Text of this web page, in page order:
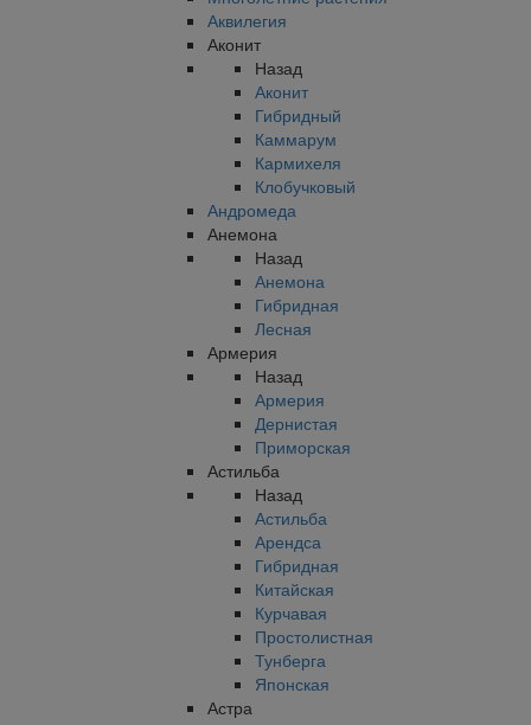
Аквилегия
Аконит
Назад
Аконит
Гибридный
Каммарум
Кармихеля
Клобучковый
Андромеда
Анемона
Назад
Анемона
Гибридная
Лесная
Армерия
Назад
Армерия
Дернистая
Приморская
Астильба
Назад
Астильба
Арендса
Гибридная
Китайская
Курчавая
Простолистная
Тунберга
Японская
Астра